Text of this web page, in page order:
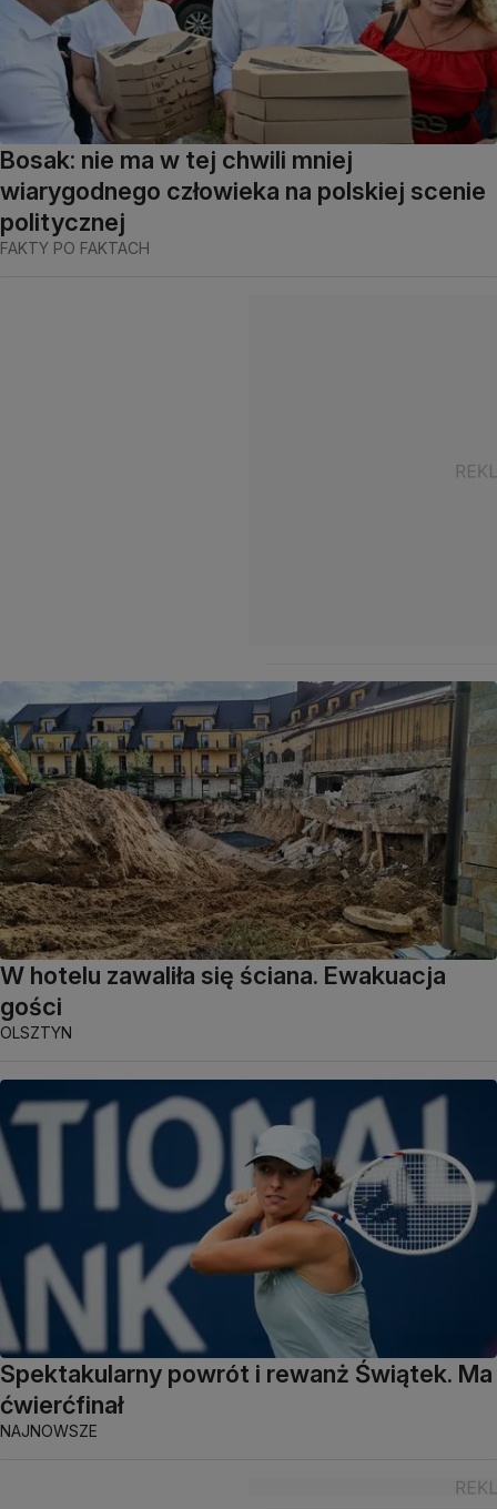
Bosak: nie ma w tej chwili mniej
wiarygodnego człowieka na polskiej scenie
politycznej
FAKTY PO FAKTACH
W hotelu zawaliła się ściana. Ewakuacja
gości
OLSZTYN
Spektakularny powrót i rewanż Świątek. Ma
ćwierćfinał
NAJNOWSZE